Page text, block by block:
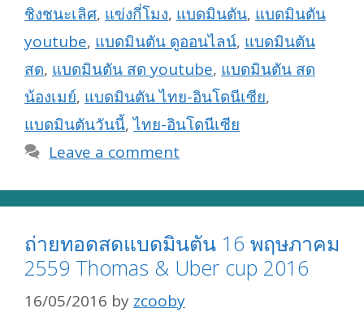
ชิงชนะเลิศ, แข่งกี่โมง, แบดมินตัน, แบดมินตัน
youtube, แบดมินตัน ดูออนไลน์, แบดมินตัน
สด, แบดมินตัน สด youtube, แบดมินตัน สด
น้องเมย์, แบดมินตัน ไทย-อินโดนีเซีย,
แบดมินตันวันนี้,ไทย-อินโดนีเซีย
Leave a comment
ถ่ายทอดสดแบดมินตัน 16 พฤษภาคม
2559 Thomas & Uber cup 2016
16/05/2016 by zcooby